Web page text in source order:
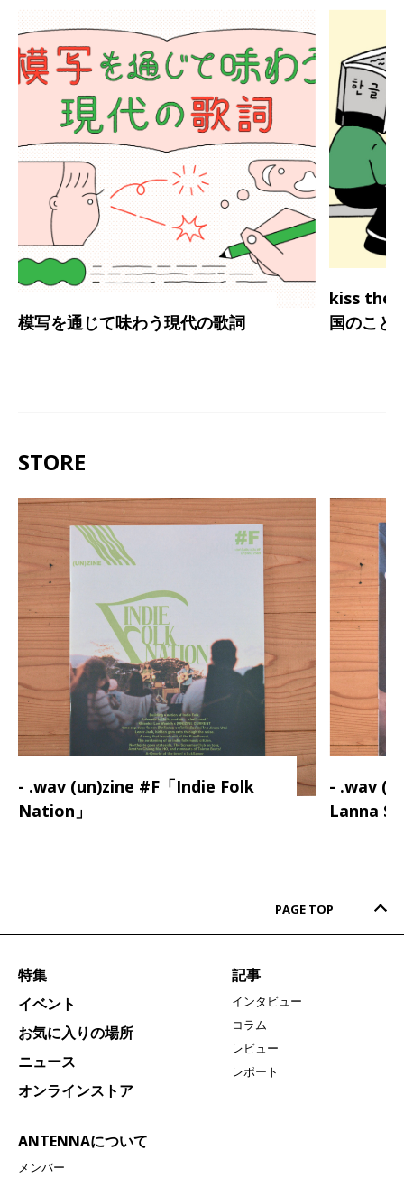
模写を通じて味わう現代の歌詞
kiss the
国のこと
STORE
- .wav (un)zine #F「Indie Folk
Nation」
- .wav
Lanna
PAGE TOP
特集
イベント
お気に入りの場所
ニュース
オンラインストア
ANTENNAについて
メンバー
記事
インタビュー
コラム
レビュー
レポート